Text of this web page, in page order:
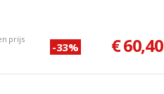
prijs
-33% € 60,40